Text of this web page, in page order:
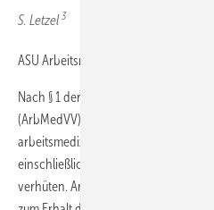
S. Letzel3
ASU Arbeitsmed Sozialmed
Nach § 1 der Verordnung zur
(ArbMedVV) ist deren Ziel, durch
arbeitsmedizinischen Vorsorge
einschließlich Berufskrankheiten,
verhüten. Arbeitsmedizinische